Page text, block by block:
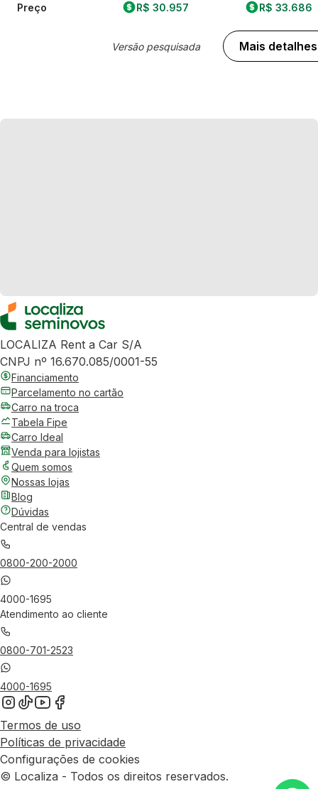
Preço R$ 30.957
Versão pesquisada
R$ 33.686
Mais detalhes
LOCALIZA Rent a Car S/A
CNPJ nº 16.670.085/0001-55
Financiamento
Parcelamento no cartão
Carro na troca
Tabela Fipe
Carro Ideal
Venda para lojistas
Quem somos
Nossas lojas
Blog
Dúvidas
Central de vendas
0800-200-2000
4000-1695
Atendimento ao cliente
0800-701-2523
4000-1695
Termos de uso
Políticas de privacidade
Configurações de cookies
© Localiza - Todos os direitos reservados.